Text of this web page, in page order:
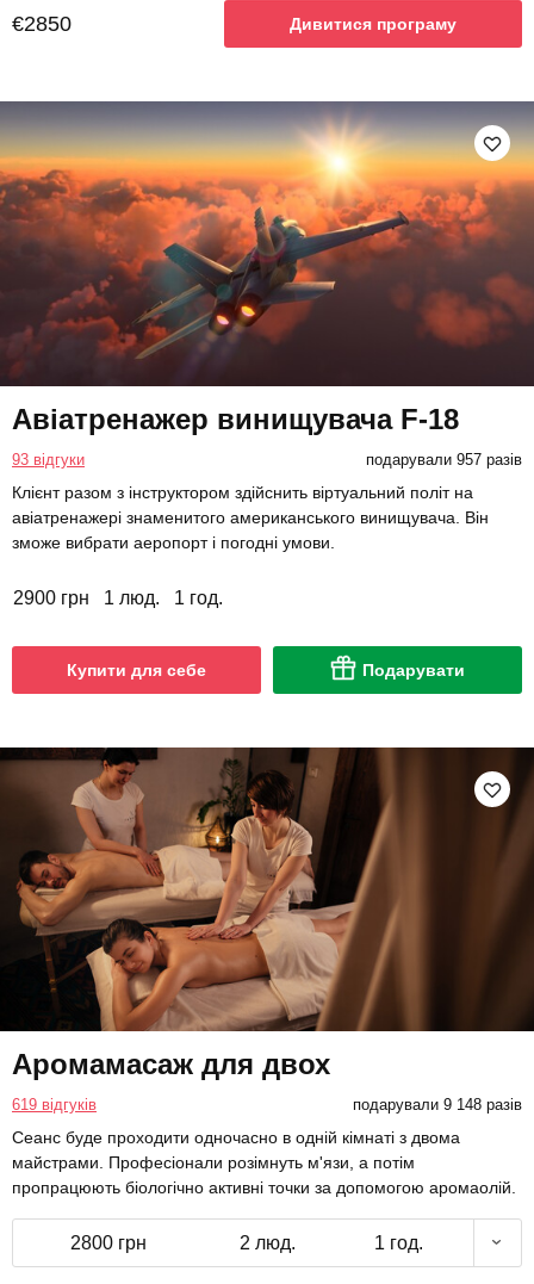
€2850 Дивитися програму
Авіатренажер винищувача F-18
93 відгуки подарували 957 разів
Клієнт разом з інструктором здійснить віртуальний політ на
авіатренажері знаменитого американського винищувача. Він
зможе вибрати аеропорт і погодні умови.
2900 грн 1 люд. 1 год.
Купити для себе Подарувати
Аромамасаж для двох
619 відгуків подарували 9 148 разів
Сеанс буде проходити одночасно в одній кімнаті з двома
майстрами. Професіонали розімнуть м'язи, а потім
пропрацюють біологічно активні точки за допомогою аромаолій.
2800 грн 2 люд. 1 год.